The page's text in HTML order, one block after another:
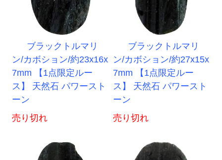
ブラックトルマリ
ン/カボション/約23x16x
7mm 【1点限定ルー
ス】 天然石 パワースト
ーン
売り切れ
ブラックトルマリ
ン/カボション/約27x15x
7mm 【1点限定ルー
ス】 天然石 パワースト
ーン
売り切れ